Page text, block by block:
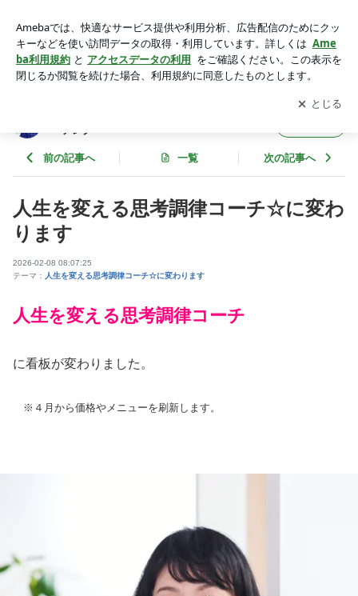
想の人生を叶える思考調律コーチング
アプリをダウンロードして ブログの更新通知
を受け取りまし
ょう。
開く
ーチング
前の記事へ 一覧 次の記事へ
人生を変える思考調律コーチ☆に変わ
ります
2026-02-08 08:07:25
テーマ： 人生を変える思考調律コーチ☆に変わります
人生を変える思考調律コーチ
に看板が変わりました。
※４月から価格やメニューを刷新します。